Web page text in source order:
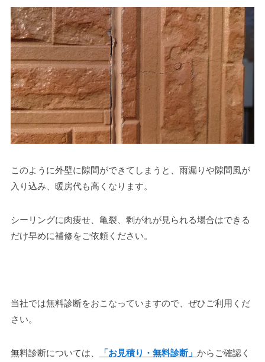
このように外壁に隙間ができてしまうと、雨漏りや隙間風が
入り込み、暖房代も高くなります。
シーリングに肉痩せ、亀裂、剥がれが見られる場合はできる
だけ早めに補修をご依頼ください。
当社では無料診断をおこなっていますので、ぜひご利用くだ
さい。
無料診断については、 「お見積り・無料診断」 からご確認く